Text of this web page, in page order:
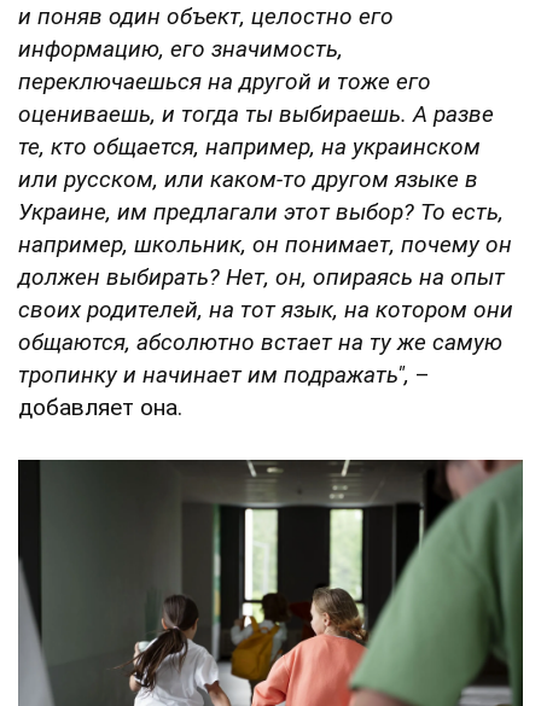
и поняв один объект, целостно его
информацию, его значимость,
переключаешься на другой и тоже его
оцениваешь, и тогда ты выбираешь. А разве
те, кто общается, например, на украинском
или русском, или каком-то другом языке в
Украине, им предлагали этот выбор? То есть,
например, школьник, он понимает, почему он
должен выбирать? Нет, он, опираясь на опыт
своих родителей, на тот язык, на котором они
общаются, абсолютно встает на ту же самую
тропинку и начинает им подражать", –
добавляет она.